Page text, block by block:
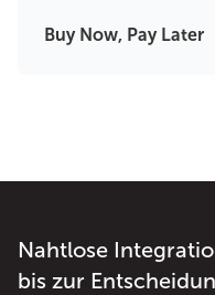
Buy Now, Pay Later
Nahtlose
bis zur